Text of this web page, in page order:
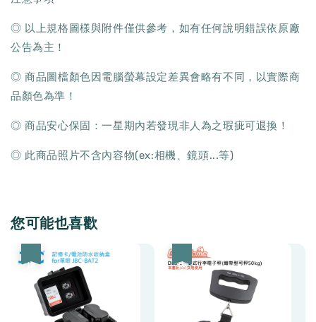
◎ 以上規格圖樣與附件僅供參考，如有任何說明錯誤依原廠
公告為主！
◎ 商品圖檔顏色因電腦螢幕設定差異會略有不同，以實際商
品顏色為準！
◎ 商品安心保固：一星期內若發現非人為之瑕疵可退換！
◎ 此商品照片不含內容物(ex:相機、鏡頭...等)
您可能也喜歡